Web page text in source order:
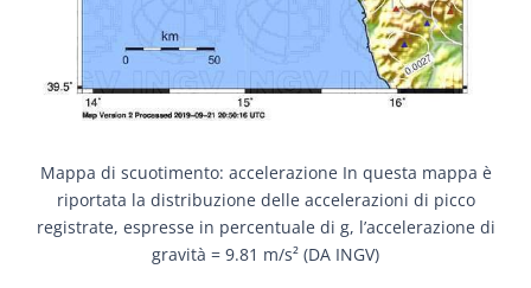
Mappa di scuotimento: accelerazione In questa mappa è
riportata la distribuzione delle accelerazioni di picco
registrate, espresse in percentuale di g, l’accelerazione di
gravità = 9.81 m/s² (DA INGV)